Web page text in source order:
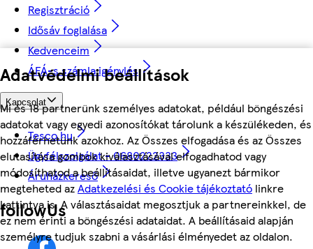
Adatvédelmi beállítások
Mi és 18 partnerünk személyes adatokat, például böngészési
adatokat vagy egyedi azonosítókat tárolunk a készülékeden, és
hozzáférhetünk azokhoz. Az Összes elfogadása és az Összes
elutasítása gombok kiválasztásával elfogadhatod vagy
módosíthatod a beállításaidat, illetve ugyanezt bármikor
megteheted azAdatkezelési és Cookie tájékoztató linkre
kattintva is. A választásaidat megosztjuk a partnereinkkel, de
ez nem érinti a böngészési adataidat. A beállításaid alapján
személyre tudjuk szabni a vásárlási élményedet az oldalon.
Regisztráció
Idősáv foglalása
Kedvenceim
ÁFÁ-s számla igénylés
Kapcsolat
Tesco.hu
Ügyfélszolgálat - 0680222333
Áruházkereső
followUs